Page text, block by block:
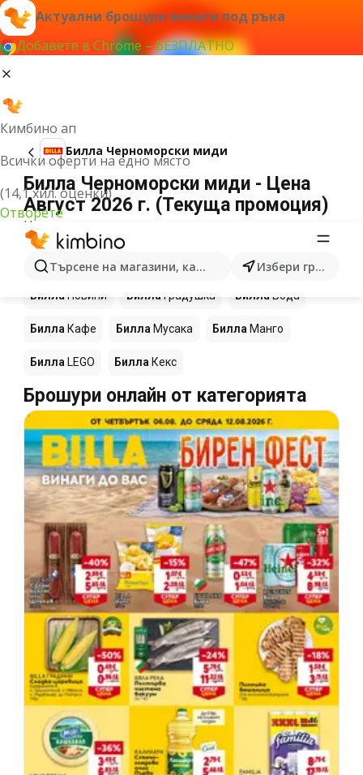
Актуални брошури винаги под ръка
Добавете в Chrome – БЕЗПЛАТНО
Кимбино ап
Всички оферти на едно място
(14,1 хил. оценки)
Отворете
Търсене на магазини, категории, продукти...Избери град
Билла Черноморски миди
Билла Черноморски миди - Цена
Август 2026 г. (Текуща промоция)
Не можахме да намерим резултати за този
термин.
Още продукти в магазините Билла
БиллаНовини БиллаГрадушка БиллаВода
Билла Кафе Билла Мусака Билла Манго
Билла LEGO Билла Кекс
Брошури онлайн от категорията